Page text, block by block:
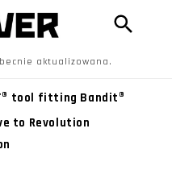
aktualizowana.
tool fitting Bandit®
to Revolution